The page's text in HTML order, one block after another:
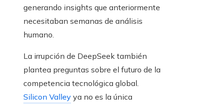
generando insights que anteriormente
necesitaban semanas de análisis
humano.
La irrupción de DeepSeek también
plantea preguntas sobre el futuro de la
competencia tecnológica global.
Silicon Valley ya no es la única